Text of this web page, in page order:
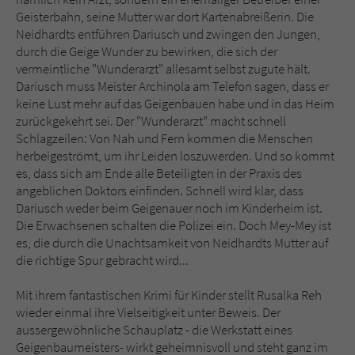
Geisterbahn, seine Mutter war dort Kartenabreißerin. Die
Neidhardts entführen Dariusch und zwingen den Jungen,
durch die Geige Wunder zu bewirken, die sich der
vermeintliche "Wunderarzt" allesamt selbst zugute hält.
Dariusch muss Meister Archinola am Telefon sagen, dass er
keine Lust mehr auf das Geigenbauen habe und in das Heim
zurückgekehrt sei. Der "Wunderarzt" macht schnell
Schlagzeilen: Von Nah und Fern kommen die Menschen
herbeigeströmt, um ihr Leiden loszuwerden. Und so kommt
es, dass sich am Ende alle Beteiligten in der Praxis des
angeblichen Doktors einfinden. Schnell wird klar, dass
Dariusch weder beim Geigenauer noch im Kinderheim ist.
Die Erwachsenen schalten die Polizei ein. Doch Mey-Mey ist
es, die durch die Unachtsamkeit von Neidhardts Mutter auf
die richtige Spur gebracht wird...
Mit ihrem fantastischen Krimi für Kinder stellt Rusalka Reh
wieder einmal ihre Vielseitigkeit unter Beweis. Der
aussergewöhnliche Schauplatz - die Werkstatt eines
Geigenbaumeisters- wirkt geheimnisvoll und steht ganz im